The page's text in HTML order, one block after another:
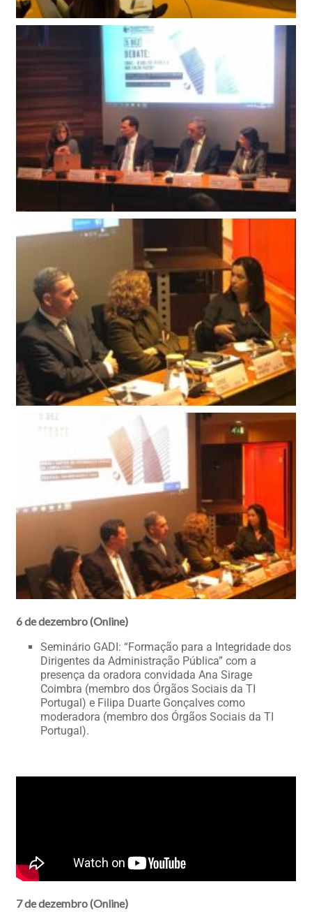
6 de dezembro (Online)
Seminário GADI: “Formação para a Integridade dos
Dirigentes da Administração Pública” com a
presença da oradora convidada Ana Sirage
Coimbra (membro dos Órgãos Sociais da TI
Portugal) e Filipa Duarte Gonçalves como
moderadora (membro dos Órgãos Sociais da TI
Portugal).
7 de dezembro (Online)